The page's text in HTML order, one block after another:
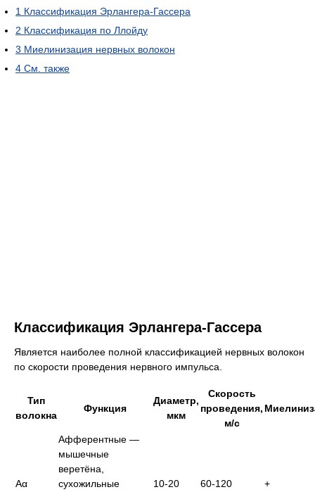
1 Классификация Эрлангера-Гассера
2 Классификация по Ллойду
3 Миелинизация нервных волокон
4 См. также
Классификация Эрлангера-Гассера
Является наиболее полной классификацией нервных волокон
по скорости проведения нервного импульса.
Тип
волокна
Функция
Диаметр,
мкм
Скорость
проведения,
м/с
Aα
Афферентные —
мышечные
веретёна,
сухожильные
10-20 60-120 +